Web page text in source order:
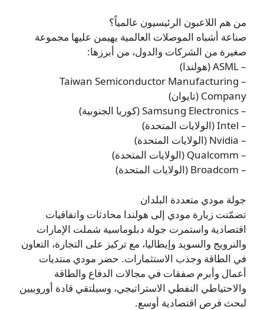
من هم اللاعبون الرئيسيون عالمياً؟
صناعة أشباه الموصلات العالمية يهيمن عليها مجموعة
صغيرة من الشركات والدول، من أبرزها:
– ASML (هولندا)
– Taiwan Semiconductor Manufacturing
Company (تايوان)
– Samsung Electronics (كوريا الجنوبية)
– Intel (الولايات المتحدة)
– Nvidia (الولايات المتحدة)
– Qualcomm (الولايات المتحدة)
– Broadcom (الولايات المتحدة)
جولة مودي متعددة البلدان
تضمّنت زيارة مودي إلى هولندا محادثات واتفاقيات
اقتصادية واستمرت جولة دبلوماسية شملت الإمارات
والنرويج والسويد وإيطاليا، مع تركيز على التجارة، التعاون
في الطاقة وجذب الاستثمارات. حضر مودي منتديات
أعمال وأبرم صفقات في مجالات الدفاع والطاقة
والاحتياطي النفطي الاستراتيجي، وسيلتقي قادة أوروبيين
لبحث فرص اقتصادية أوسع.